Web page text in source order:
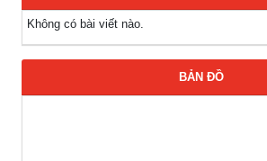
Không có bài viết nào.
BẢN ĐỒ